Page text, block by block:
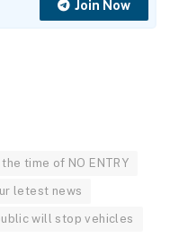
Join Now
time of NO ENTRY
letest news
will stop vehicles